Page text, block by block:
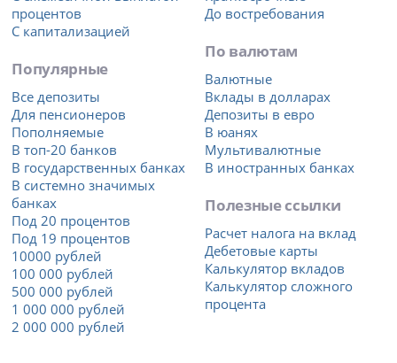
процентов
С капитализацией
Популярные
Все депозиты
Для пенсионеров
Пополняемые
В топ-20 банков
В государственных банках
В системно значимых
банках
Под 20 процентов
Под 19 процентов
10000 рублей
100 000 рублей
500 000 рублей
1 000 000 рублей
2 000 000 рублей
До востребования
По валютам
Валютные
Вклады в долларах
Депозиты в евро
В юанях
Мультивалютные
В иностранных банках
Полезные ссылки
Расчет налога на вклад
Дебетовые карты
Калькулятор вкладов
Калькулятор сложного
процента